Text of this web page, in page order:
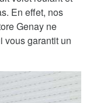
En effet, nos
Genay ne
vous garantit un